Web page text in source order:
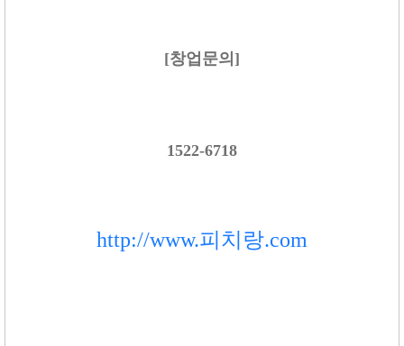
[창업문의 ]
1522-6718
http://www.피치랑.com